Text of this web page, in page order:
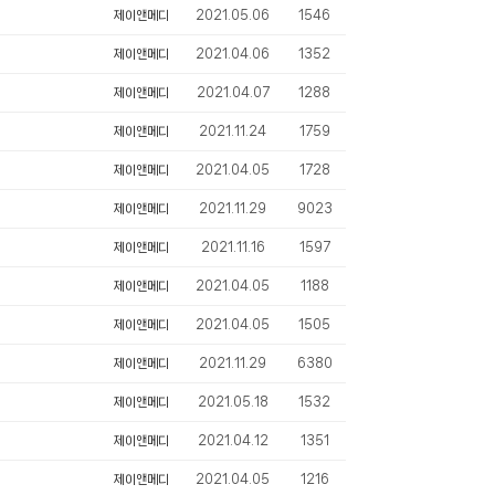
제이앤메디 2021.05.06 1546
제이앤메디 2021.04.06 1352
제이앤메디 2021.04.07 1288
제이앤메디 2021.11.24 1759
제이앤메디 2021.04.05 1728
제이앤메디 2021.11.29 9023
제이앤메디 2021.11.16 1597
제이앤메디 2021.04.05 1188
제이앤메디 2021.04.05 1505
제이앤메디 2021.11.29 6380
제이앤메디 2021.05.18 1532
제이앤메디 2021.04.12 1351
제이앤메디 2021.04.05 1216